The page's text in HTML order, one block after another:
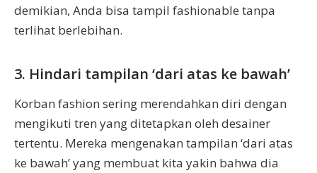
demikian, Anda bisa tampil fashionable tanpa
terlihat berlebihan.
3. Hindari tampilan ‘dari atas ke bawah’
Korban fashion sering merendahkan diri dengan
mengikuti tren yang ditetapkan oleh desainer
tertentu. Mereka mengenakan tampilan ‘dari atas
ke bawah’ yang membuat kita yakin bahwa dia